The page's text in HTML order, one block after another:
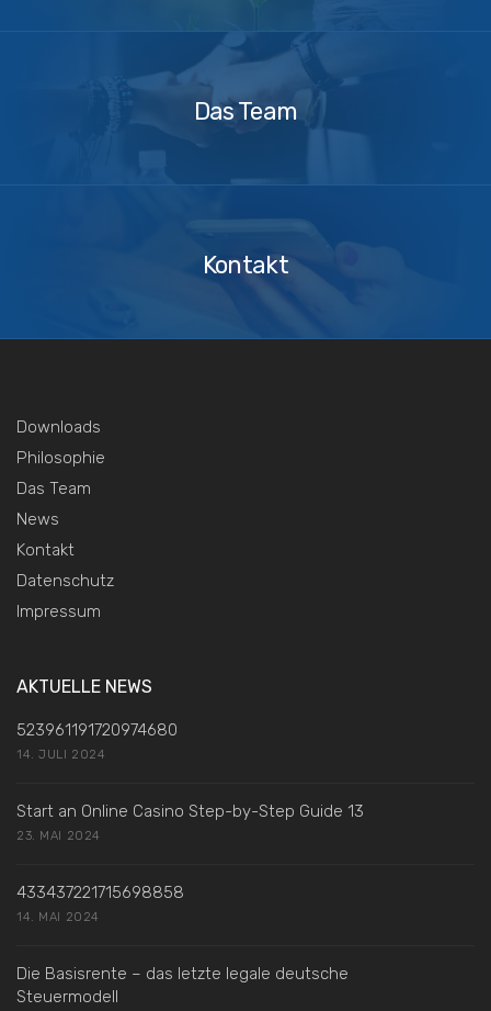
Das
Das Team
Kontakt
Downloads
Philosophie
Das Team
News
Kontakt
Datenschutz
Impressum
AKTUELLE NEWS
523961191720974680
14. JULI 2024
Start an Online Casino Step-by-Step Guide 13
23. MAI 2024
433437221715698858
14. MAI 2024
Die Basisrente – das letzte legale deutsche
Steuermodell